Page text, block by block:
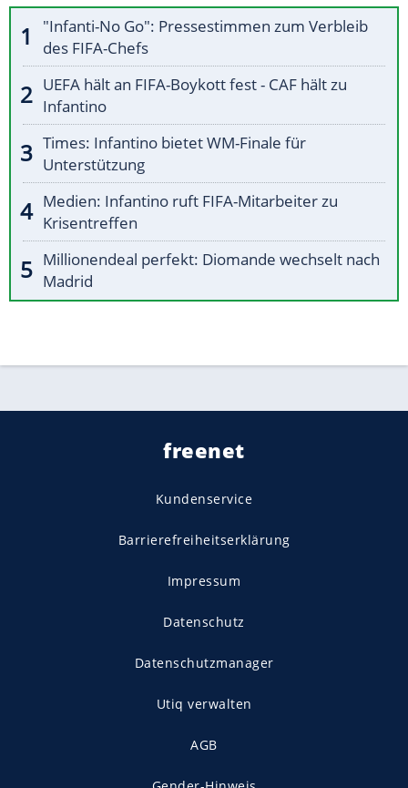
"Infanti-No Go": Pressestimmen zum Verbleib
des FIFA-Chefs
UEFA hält an FIFA-Boykott fest - CAF hält zu
Infantino
Times: Infantino bietet WM-Finale für
Unterstützung
Medien: Infantino ruft FIFA-Mitarbeiter zu
Krisentreffen
Millionendeal perfekt: Diomande wechselt nach
Madrid
freenet
Kundenservice
Barrierefreiheitserklärung
Impressum
Datenschutz
Datenschutzmanager
Utiq verwalten
AGB